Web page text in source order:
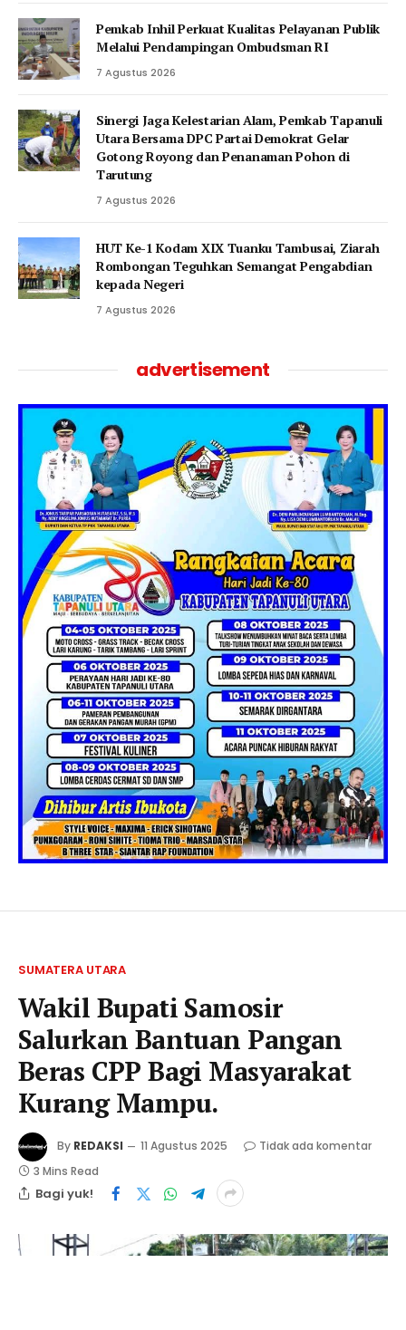
Pemkab Inhil Perkuat Kualitas Pelayanan Publik
Melalui Pendampingan Ombudsman RI
7 Agustus 2026
‎Sinergi Jaga Kelestarian Alam, Pemkab Tapanuli
Utara Bersama DPC Partai Demokrat Gelar
Gotong Royong dan Penanaman Pohon di
Tarutung
7 Agustus 2026
HUT Ke-1 Kodam XIX Tuanku Tambusai, Ziarah
Rombongan Teguhkan Semangat Pengabdian
kepada Negeri
7 Agustus 2026
advertisement
SUMATERA UTARA
Wakil Bupati Samosir
Salurkan Bantuan Pangan
Beras CPP Bagi Masyarakat
Kurang Mampu.
By REDAKSI 11 Agustus 2025
Tidak ada komentar
3 Mins Read
Bagi yuk!